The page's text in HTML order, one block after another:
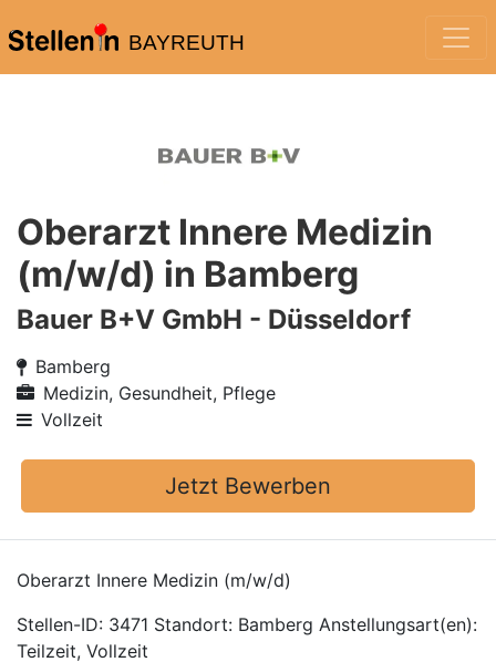
BAYREUTH
Oberarzt Innere Medizin
(m/w/d) in Bamberg
Bauer B+V GmbH - Düsseldorf
Bamberg
Medizin, Gesundheit, Pflege
Vollzeit
Jetzt Bewerben
Oberarzt Innere Medizin (m/w/d)
Stellen-ID: 3471 Standort: Bamberg Anstellungsart(en):
Teilzeit, Vollzeit